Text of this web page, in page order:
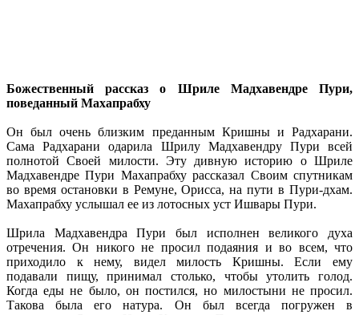
Божественный рассказ о Шриле Мадхавендре Пури,
поведанный Махапрабху
Он был очень близким преданным Кришны и Радхарани.
Сама Радхарани одарила Шрилу Мадхавендру Пури всей
полнотой Своей милости. Эту дивную историю о Шриле
Мадхавендре Пури Махапрабху рассказал Своим спутникам
во время остановки в Ремуне, Орисса, на пути в Пури-дхам.
Махапрабху услышал ее из лотосных уст Ишвары Пури.
Шрила Мадхавендра Пури был исполнен великого духа
отречения. Он никого не просил подаяния и во всем, что
приходило к нему, видел милость Кришны. Если ему
подавали пищу, принимал столько, чтобы утолить голод.
Когда еды не было, он постился, но милостыни не просил.
Такова была его натура. Он был всегда погружен в